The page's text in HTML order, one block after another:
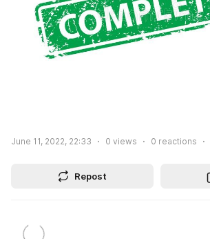
June 11, 2022, 22:33 0 views 0 reactions
Repost